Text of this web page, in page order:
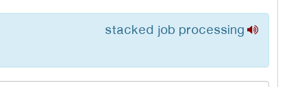
stacked job processing